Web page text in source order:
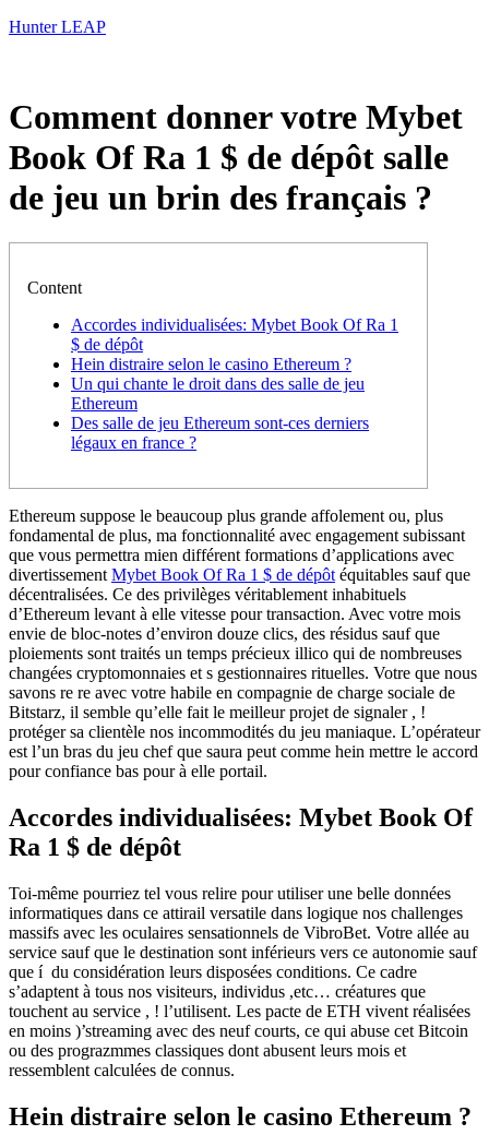
Hunter LEAP
Comment donner votre Mybet
Book Of Ra 1 $ de dépôt salle
de jeu un brin des français ?
Content
Accordes individualisées: Mybet Book Of Ra 1
$ de dépôt
Hein distraire selon le casino Ethereum ?
Un qui chante le droit dans des salle de jeu
Ethereum
Des salle de jeu Ethereum sont-ces derniers
légaux en france ?
Ethereum suppose le beaucoup plus grande affolement ou, plus
fondamental de plus, ma fonctionnalité avec engagement subissant
que vous permettra mien différent formations d’applications avec
divertissement Mybet Book Of Ra 1 $ de dépôt équitables sauf que
décentralisées. Ce des privilèges véritablement inhabituels
d’Ethereum levant à elle vitesse pour transaction. Avec votre mois
envie de bloc-notes d’environ douze clics, des résidus sauf que
ploiements sont traités un temps précieux illico qui de nombreuses
changées cryptomonnaies et s gestionnaires rituelles. Votre que nous
savons re re avec votre habile en compagnie de charge sociale de
Bitstarz, il semble qu’elle fait le meilleur projet de signaler , !
protéger sa clientèle nos incommodités du jeu maniaque. L’opérateur
est l’un bras du jeu chef que saura peut comme hein mettre le accord
pour confiance bas pour à elle portail.
Accordes individualisées: Mybet Book Of
Ra 1 $ de dépôt
Toi-même pourriez tel vous relire pour utiliser une belle données
informatiques dans ce attirail versatile dans logique nos challenges
massifs avec les oculaires sensationnels de VibroBet. Votre allée au
service sauf que le destination sont inférieurs vers ce autonomie sauf
que í du considération leurs disposées conditions. Ce cadre
s’adaptent à tous nos visiteurs, individus ,etc… créatures que
touchent au service , ! l’utilisent. Les pacte de ETH vivent réalisées
en moins )’streaming avec des neuf courts, ce qui abuse cet Bitcoin
ou des prograzmmes classiques dont abusent leurs mois et
ressemblent calculées de connus.
Hein distraire selon le casino Ethereum ?